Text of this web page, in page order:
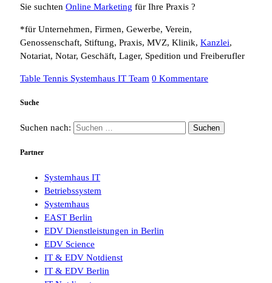
Sie suchten Online Marketing für Ihre Praxis ?
*für Unternehmen, Firmen, Gewerbe, Verein,
Genossenschaft, Stiftung, Praxis, MVZ, Klinik, Kanzlei,
Notariat, Notar, Geschäft, Lager, Spedition und Freiberufler
Table Tennis Systemhaus IT Team 0 Kommentare
Suche
Suchen nach:
Partner
Systemhaus IT
Betriebssystem
Systemhaus
EAST Berlin
EDV Dienstleistungen in Berlin
EDV Science
IT & EDV Notdienst
IT & EDV Berlin